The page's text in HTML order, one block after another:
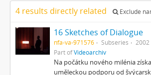
4 results directly related Exclude
16 Sketches of Dialogue
nfa-va-971576 Subseries
2002
Part ofVideoarchiv
Na počátku nového milénia
uměleckou podporu od